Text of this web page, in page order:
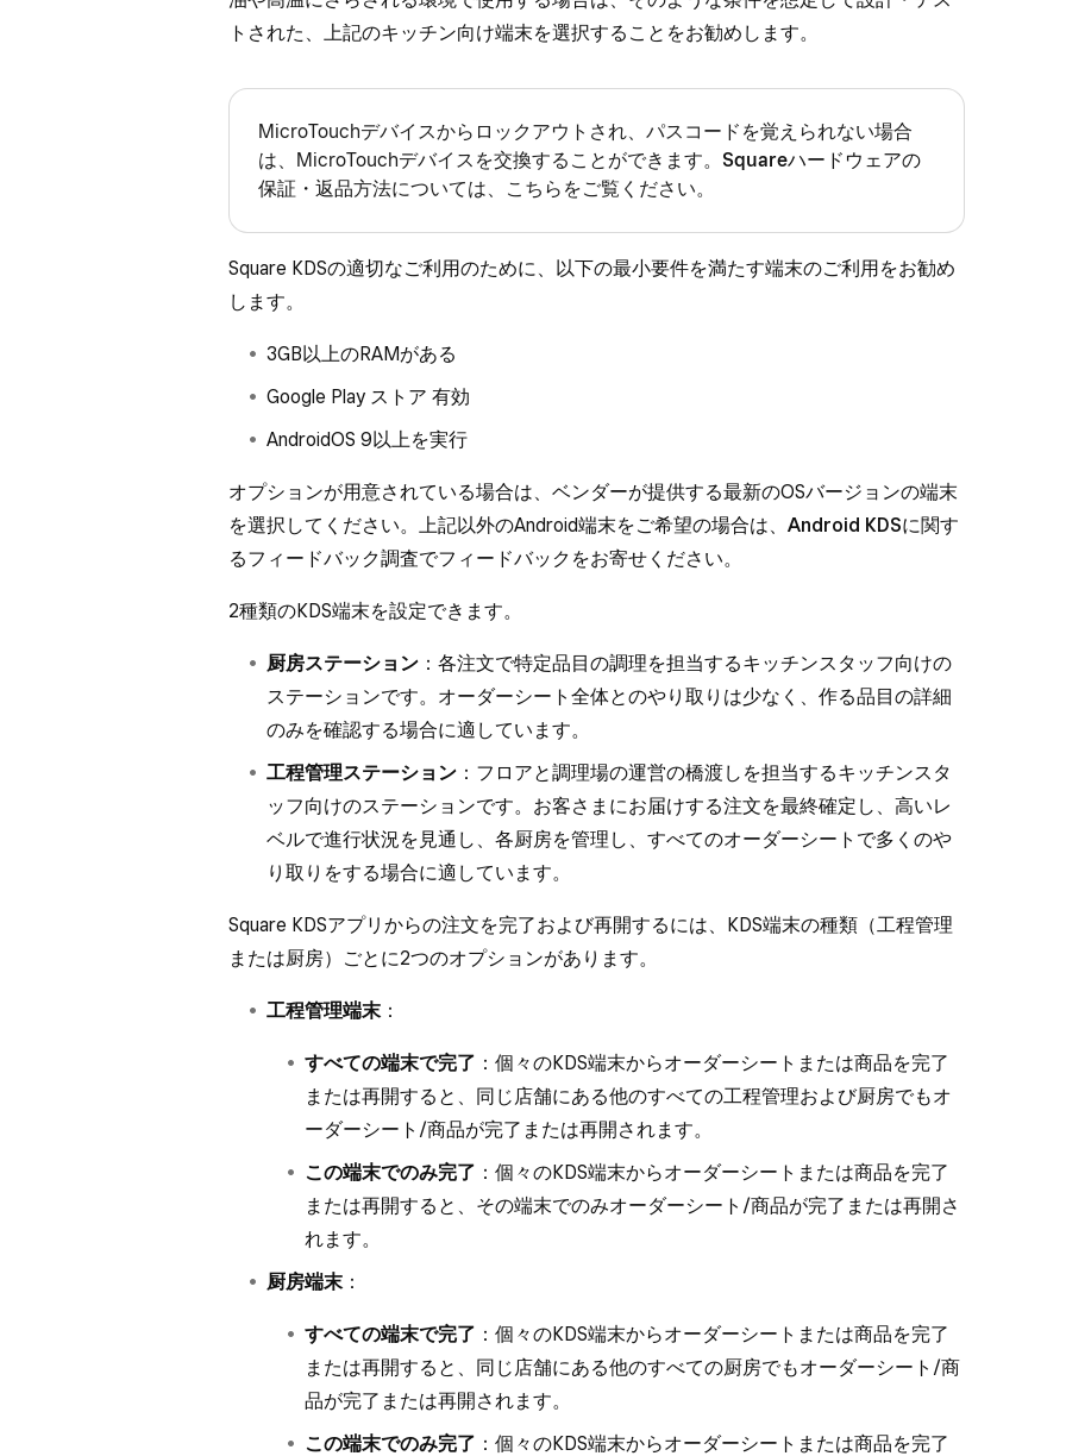
トされた、上記のキッチン向け端末を選択することをお勧めします。
MicroTouchデバイスからロックアウトされ、パスコードを覚えられない場合
は、MicroTouchデバイスを交換することができます。 Squareハードウェアの
保証・返品方法については、こちらをご覧ください。
Square KDSの適切なご利用のために、以下の最小要件を満たす端末のご利用をお勧め
します。
3GB以上のRAMがある
Google Play ストア 有効
AndroidOS 9以上を実行
オプションが用意されている場合は、ベンダーが提供する最新のOSバージョンの端末
を選択してください。上記以外のAndroid端末をご希望の場合は、 Android KDSに関す
るフィードバック調査でフィードバックをお寄せください。
2種類のKDS端末を設定できます。
厨房ステーション ：各注文で特定品目の調理を担当するキッチンスタッフ向けの
ステーションです。オーダーシート全体とのやり取りは少なく、作る品目の詳細
のみを確認する場合に適しています。
工程管理ステーション ：フロアと調理場の運営の橋渡しを担当するキッチンスタ
ッフ向けのステーションです。お客さまにお届けする注文を最終確定し、高いレ
ベルで進行状況を見通し、各厨房を管理し、すべてのオーダーシートで多くのや
り取りをする場合に適しています。
Square KDSアプリからの注文を完了および再開するには、KDS端末の種類（工程管理
または厨房）ごとに2つのオプションがあります。
工程管理端末：
すべての端末で完了 ：個々のKDS端末からオーダーシートまたは商品を完了
または再開すると、同じ店舗にある他のすべての工程管理および厨房でもオ
ーダーシート/商品が完了または再開されます。
この端末でのみ完了 ：個々のKDS端末からオーダーシートまたは商品を完了
または再開すると、その端末でのみオーダーシート/商品が完了または再開さ
れます。
厨房端末：
すべての端末で完了 ：個々のKDS端末からオーダーシートまたは商品を完了
または再開すると、同じ店舗にある他のすべての厨房でもオーダーシート/商
品が完了または再開されます。
この端末でのみ完了 ：個々のKDS端末からオーダーシートまたは商品を完了